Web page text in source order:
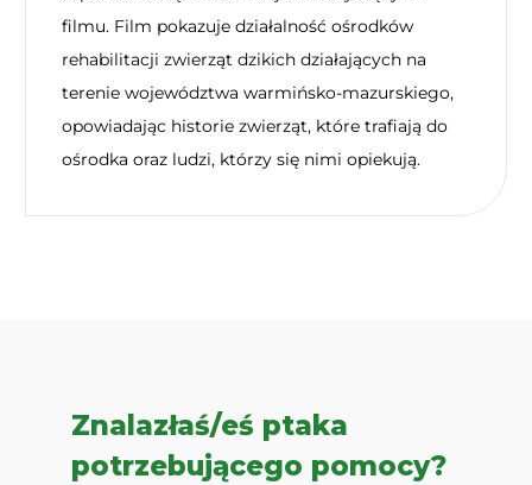
filmu. Film pokazuje działalność ośrodków
rehabilitacji zwierząt dzikich działających na
terenie województwa warmińsko-mazurskiego,
opowiadając historie zwierząt, które trafiają do
ośrodka oraz ludzi, którzy się nimi opiekują.
Znalazłaś/eś ptaka
potrzebującego pomocy?